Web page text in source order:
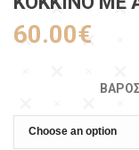
60.00€
ΒΆΡΟΣ